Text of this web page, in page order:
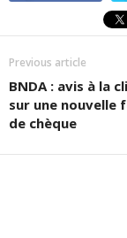
nouvelle
fenêtre)
Previous article
BNDA : avis à la
sur une nouvelle
de chèque